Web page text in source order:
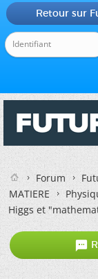
Retour sur
Forum
MATIERE
Higgs et
